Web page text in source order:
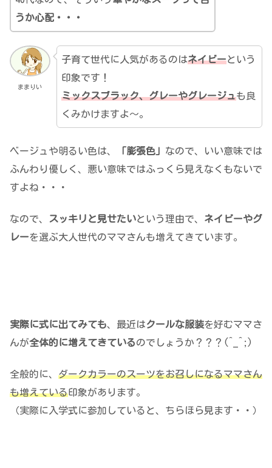
うか心配・・・
ままりい
子育て世代に人気があるのはネイビーという
印象です！
ミックスブラック、グレーやグレージュも良
くみかけますよ～。
ベージュや明るい色は、 「膨張色」 なので、いい意味では
ふんわり優しく、悪い意味ではふっくら見えなくもないで
すよね・・・
なので、 スッキリと見せたいという理由で、 ネイビーやグ
レーを選ぶ大人世代のママさんも増えてきています。
実際に式に出てみても、最近はクールな服装を好むママさ
んが全体的に増えてきているのでしょうか？？？(^_^;)
全般的に、 ダークカラーのスーツをお召しになるママさん
も増えている印象があります。
（実際に入学式に参加していると、ちらほら見ます・・）